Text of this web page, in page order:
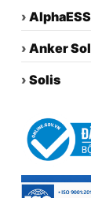
› AlphaESS
› Anker
› Solis